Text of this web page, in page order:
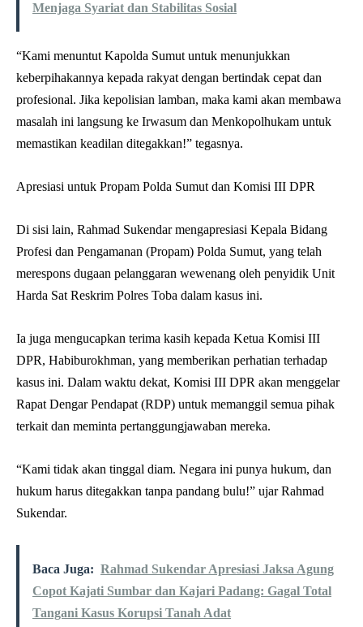
Menjaga Syariat dan Stabilitas Sosial
“Kami menuntut Kapolda Sumut untuk menunjukkan
keberpihakannya kepada rakyat dengan bertindak cepat dan
profesional. Jika kepolisian lamban, maka kami akan membawa
masalah ini langsung ke Irwasum dan Menkopolhukam untuk
memastikan keadilan ditegakkan!” tegasnya.
Apresiasi untuk Propam Polda Sumut dan Komisi III DPR
Di sisi lain, Rahmad Sukendar mengapresiasi Kepala Bidang
Profesi dan Pengamanan (Propam) Polda Sumut, yang telah
merespons dugaan pelanggaran wewenang oleh penyidik Unit
Harda Sat Reskrim Polres Toba dalam kasus ini.
Ia juga mengucapkan terima kasih kepada Ketua Komisi III
DPR, Habiburokhman, yang memberikan perhatian terhadap
kasus ini. Dalam waktu dekat, Komisi III DPR akan menggelar
Rapat Dengar Pendapat (RDP) untuk memanggil semua pihak
terkait dan meminta pertanggungjawaban mereka.
“Kami tidak akan tinggal diam. Negara ini punya hukum, dan
hukum harus ditegakkan tanpa pandang bulu!” ujar Rahmad
Sukendar.
Baca Juga: Rahmad Sukendar Apresiasi Jaksa Agung
Copot Kajati Sumbar dan Kajari Padang: Gagal Total
Tangani Kasus Korupsi Tanah Adat